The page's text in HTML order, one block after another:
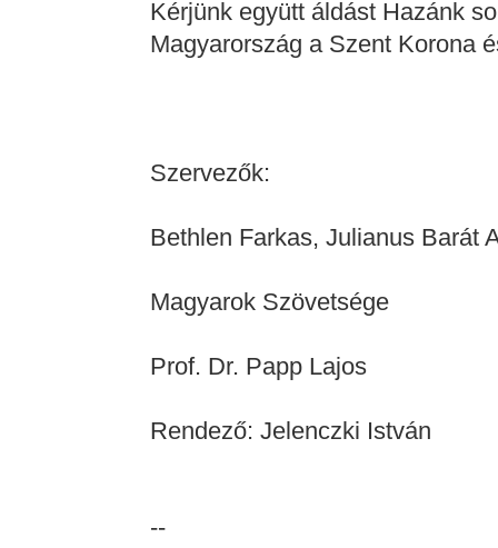
Kérjünk együtt áldást Hazánk
Magyarország a Szent Korona
Szervezők:
Bethlen Farkas, Julianus Barát
Magyarok Szövetsége
Prof. Dr. Papp Lajos
Rendező: Jelenczki István
--